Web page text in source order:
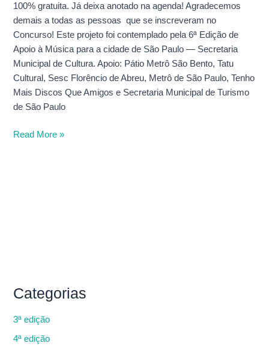
100% gratuita. Já deixa anotado na agenda! Agradecemos
demais a todas as pessoas que se inscreveram no
Concurso! Este projeto foi contemplado pela 6ª Edição de
Apoio à Música para a cidade de São Paulo — Secretaria
Municipal de Cultura. Apoio: Pátio Metrô São Bento, Tatu
Cultural, Sesc Florêncio de Abreu, Metrô de São Paulo, Tenho
Mais Discos Que Amigos e Secretaria Municipal de Turismo
de São Paulo
Read More »
Categorias
3ª edição
4ª edição